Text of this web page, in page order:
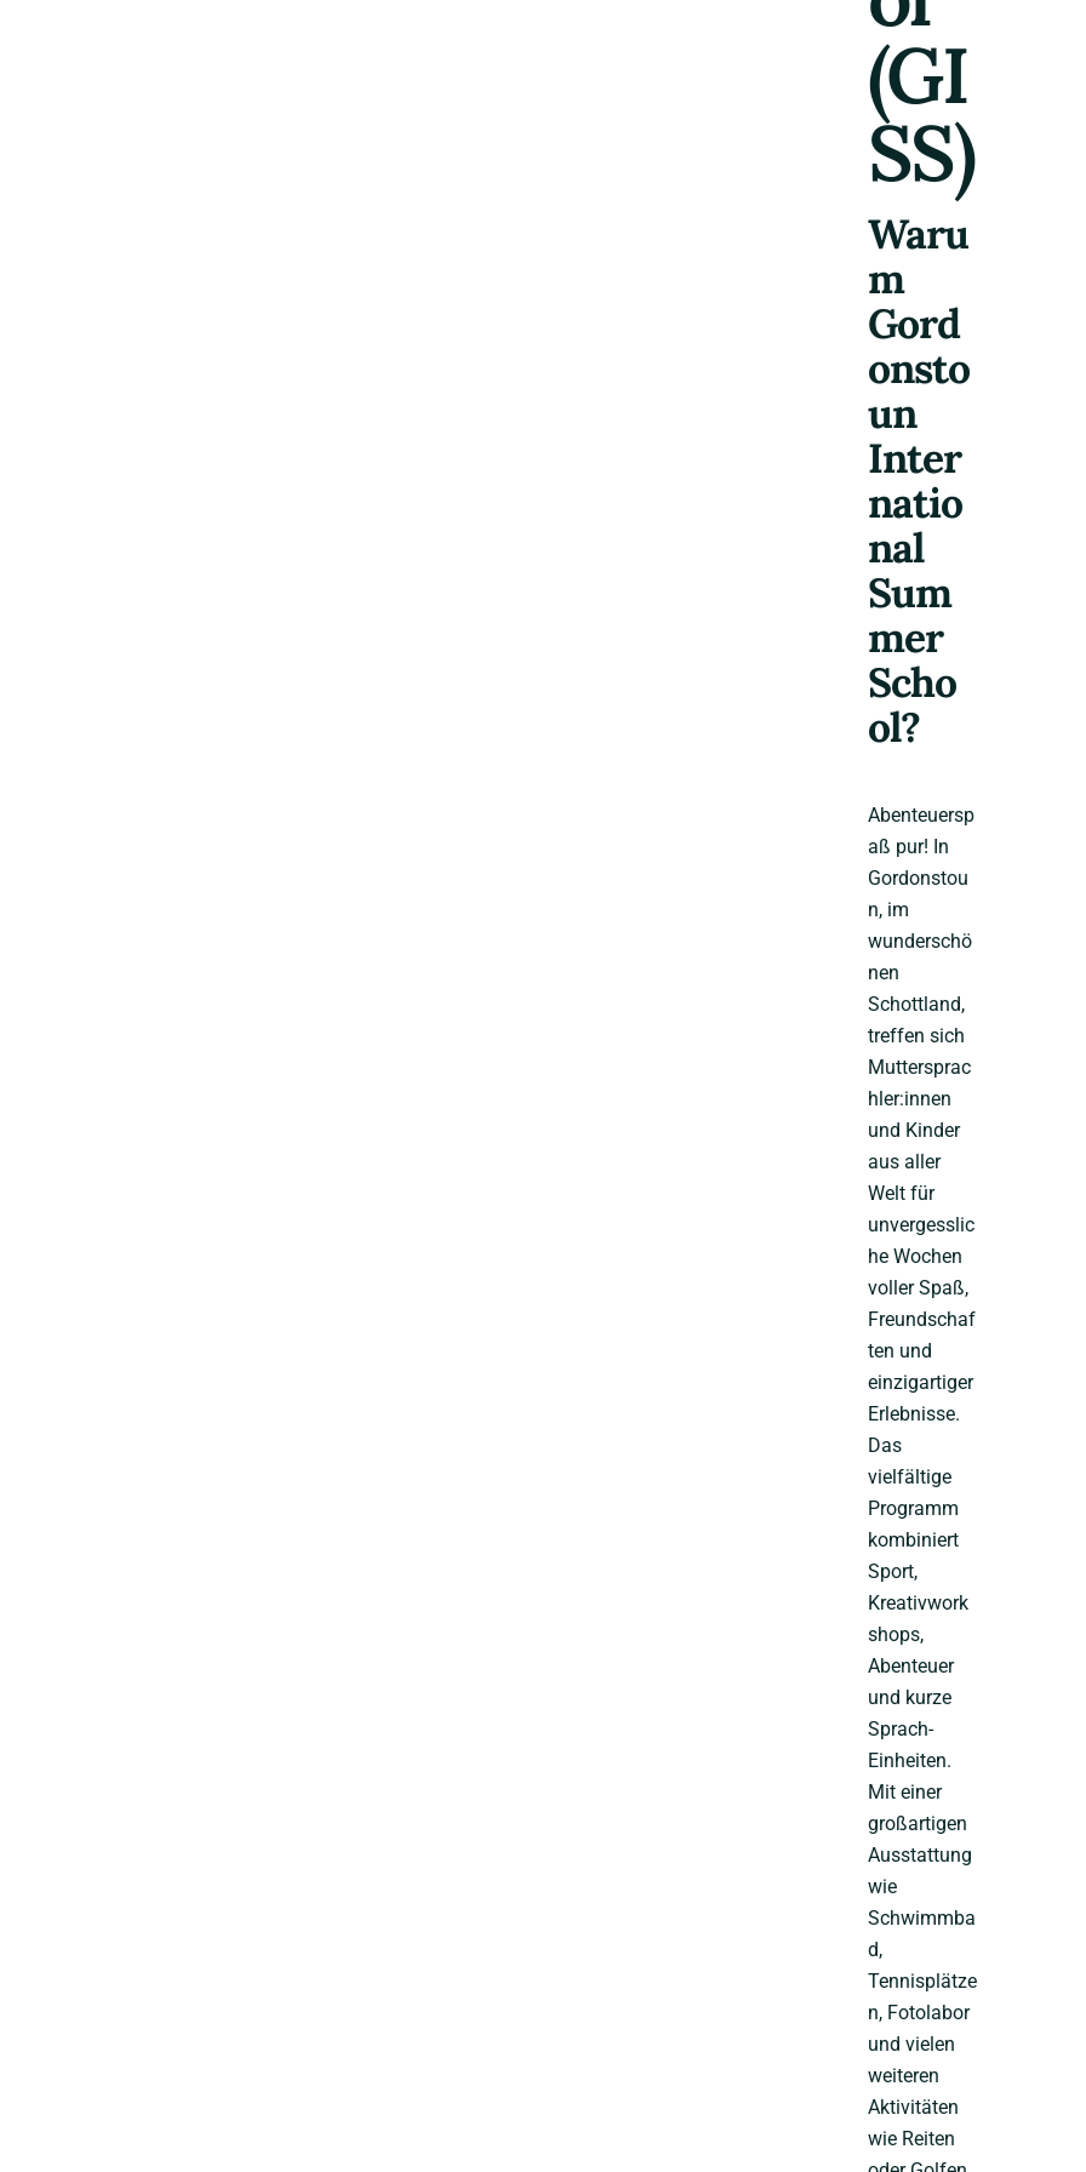
(GI
SS)
Waru
m
Gord
onsto
un
Inter
natio
nal
Sum
mer
Scho
ol?
Abenteuersp
aß pur! In
Gordonstou
n, im
wunderschö
nen
Schottland,
treffen sich
Muttersprac
hler:innen
und Kinder
aus aller
Welt für
unvergesslic
he Wochen
voller Spaß,
Freundschaf
ten und
einzigartiger
Erlebnisse.
Das
vielfältige
Programm
kombiniert
Sport,
Kreativwork
shops,
Abenteuer
und kurze
Sprach-
Einheiten.
Mit einer
großartigen
Ausstattung
wie
Schwimmba
d,
Tennisplätze
n, Fotolabor
und vielen
weiteren
Aktivitäten
wie Reiten